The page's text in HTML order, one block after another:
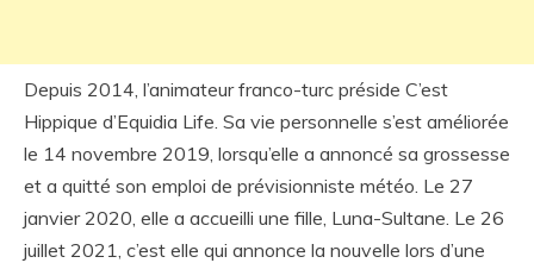
Depuis 2014, l’animateur franco-turc préside C’est
Hippique d’Equidia Life. Sa vie personnelle s’est améliorée
le 14 novembre 2019, lorsqu’elle a annoncé sa grossesse
et a quitté son emploi de prévisionniste météo. Le 27
janvier 2020, elle a accueilli une fille, Luna-Sultane. Le 26
juillet 2021, c’est elle qui annonce la nouvelle lors d’une